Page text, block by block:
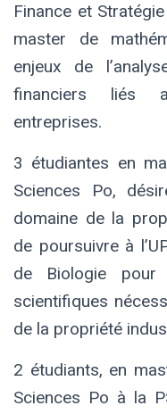
Finance et
master de
enjeux de
financiers liés
entreprises.
3 étudiantes en
Sciences Po,
domaine de la
de poursuivre à
de Biologie pour
scientifiques
de la propriété
2 étudiants, en
Sciences Po à la